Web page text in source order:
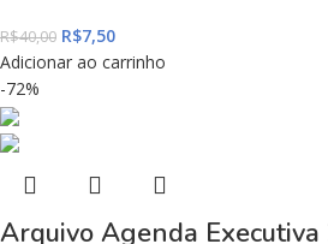
R$40,00 R$7,50
Adicionar ao carrinho
-72%
Arquivo Agenda